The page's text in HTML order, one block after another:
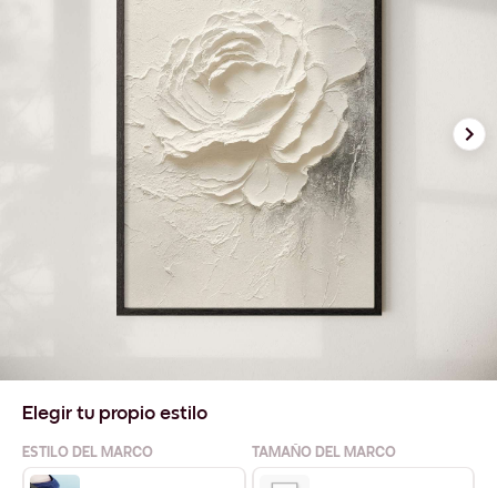
Elegir tu propio estilo
ESTILO DEL MARCO TAMAÑO DEL MARCO